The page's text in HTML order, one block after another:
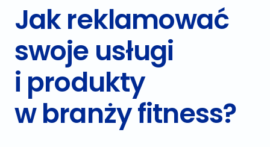
Jak reklamować
swoje usługi
i produkty
w branży fitness?